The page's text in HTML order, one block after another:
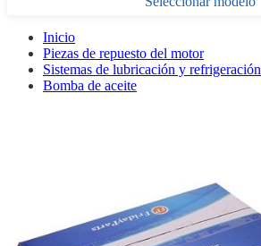
Inicio
Piezas de repuesto del motor
Sistemas de lubricación y refrigeración
Bomba de aceite